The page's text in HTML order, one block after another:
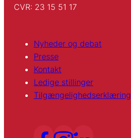
CVR: 23 15 51 17
Nyheder og debat
Presse
Kontakt
Ledige stillinger
Tilgængelighedserklæring